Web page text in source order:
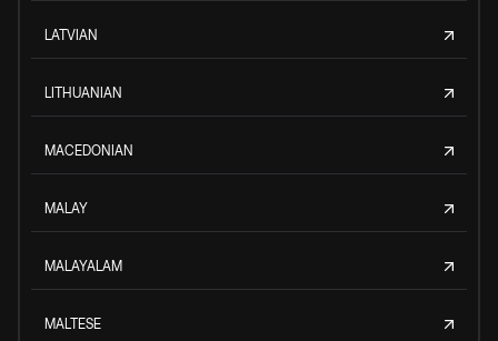
LATVIAN
LITHUANIAN
MACEDONIAN
MALAY
MALAYALAM
MALTESE